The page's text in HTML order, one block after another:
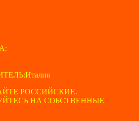
РОССИЙСКИЕ.
НА СОБСТВЕННЫЕ